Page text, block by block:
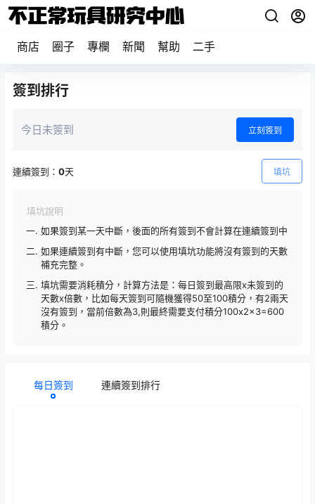
商店 圈子 專欄 新聞 幫助 二手
簽到排行
今日未簽到 立刻簽到
連續簽到： 0天 填坑
填坑說明
如果簽到某一天中斷，後面的所有簽到不會計算在連續簽到中
如果連續簽到有中斷，您可以使用填坑功能將沒有簽到的天數
補充完整。
填坑需要消耗積分，計算方法是：每日簽到最高限x未簽到的
天數x倍數，比如每天簽到可隨機獲得50至100積分，有2兩天
沒有簽到，當前倍數為3,則最終需要支付積分100x2x3=600
積分。
每日簽到 連續簽到排行